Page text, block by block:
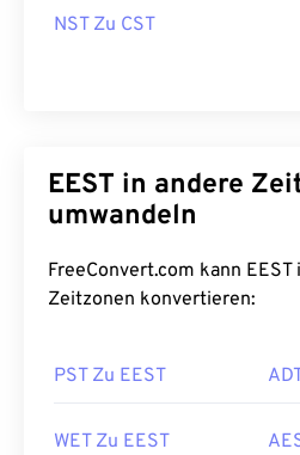
NST Zu CST
EEST in andere
umwandeln
FreeConvert.com kann
Zeitzonen konvertieren:
PST Zu EEST
WET Zu EEST